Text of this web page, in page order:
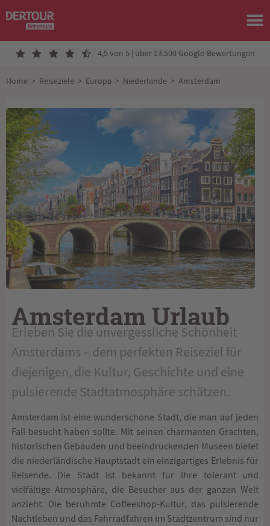
4,5 von 5 | über 13.500 Google-Bewertungen
Home > Reiseziele > Europa > Niederlande > Amsterdam
Amsterdam Urlaub
Erleben Sie die unvergessliche Schönheit
Amsterdams – dem perfekten Reiseziel für
diejenigen, die Kultur, Geschichte und eine
pulsierende Stadtatmosphäre schätzen.
Amsterdam ist eine wunderschöne Stadt, die man auf jeden
Fall besucht haben sollte. Mit seinen charmanten Grachten,
historischen Gebäuden und beeindruckenden Museen bietet
die niederländische Hauptstadt ein einzigartiges Erlebnis für
Reisende. Die Stadt ist bekannt für ihre tolerant und
vielfältige Atmosphäre, die Besucher aus der ganzen Welt
anzieht. Die berühmte Coffeeshop-Kultur, das pulsierende
Nachtleben und das Fahrradfahren im Stadtzentrum sind nur